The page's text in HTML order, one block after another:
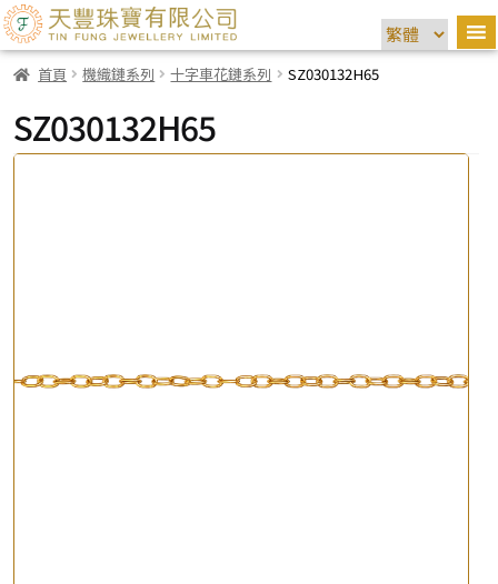
首頁 機織鏈系列 十字車花鏈系列 SZ030132H65
SZ030132H65